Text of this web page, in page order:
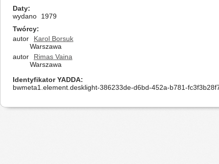
Daty
wydano
1979
Twórcy
autor
Karol Borsuk
Warszawa
autor
Rimas Vaina
Warszawa
Identyfikator YADDA
bwmeta1.element.desklight-386233de-d6bd-452a-b781-